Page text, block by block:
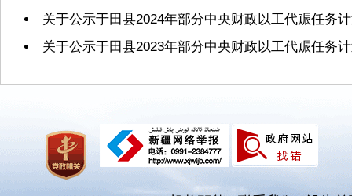
关于公示于田县2024年部分中央财政以工代赈任务
关于公示于田县2023年部分中央财政以工代赈任务